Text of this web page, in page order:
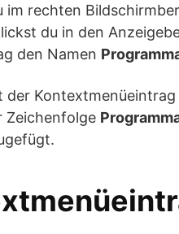
im rechten
du in den
den Namen
der Kontextmenüeintrag
Zeichenfolge